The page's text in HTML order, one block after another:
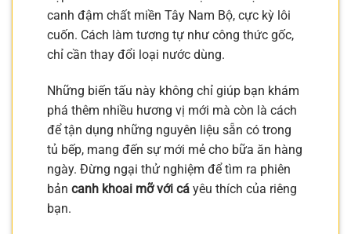
canh đậm chất miền Tây Nam Bộ, cực kỳ lôi
cuốn. Cách làm tương tự như công thức gốc,
chỉ cần thay đổi loại nước dùng.
Những biến tấu này không chỉ giúp bạn khám
phá thêm nhiều hương vị mới mà còn là cách
để tận dụng những nguyên liệu sẵn có trong
tủ bếp, mang đến sự mới mẻ cho bữa ăn hàng
ngày. Đừng ngại thử nghiệm để tìm ra phiên
bản canh khoai mỡ với cá yêu thích của riêng
bạn.